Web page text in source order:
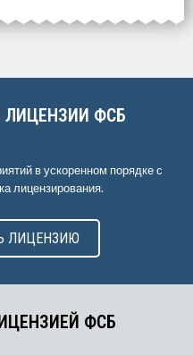
ЗА 1 ДЕНЬ
ЛИЦЕНЗИИ ФСБ
в ускоренном порядке с
лицензирования.
ЛИЦЕНЗИЮ
ФСБ